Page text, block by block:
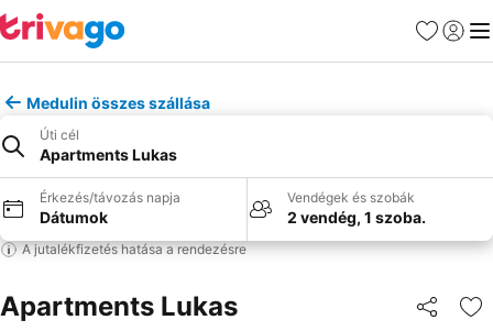
Kedvencek
Medulin összes szállása
Úti cél
Apartments Lukas
Érkezés/távozás napja
Dátumok
Vendégek és szobák
2 vendég, 1 szoba.
A jutalékfizetés hatása a rendezésre
Apartments Lukas